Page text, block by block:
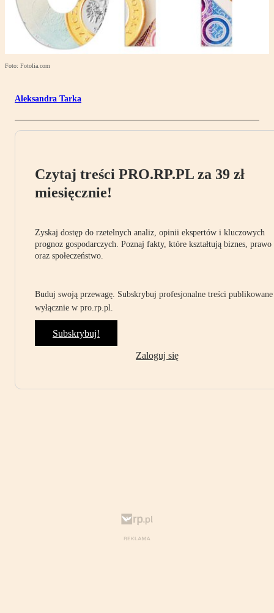
Foto: Fotolia.com
Aleksandra Tarka
Czytaj treści PRO.RP.PL za 39 zł
miesięcznie!
Zyskaj dostęp do rzetelnych analiz, opinii ekspertów i kluczowych
prognoz gospodarczych. Poznaj fakty, które kształtują biznes, prawo
oraz społeczeństwo.
Buduj swoją przewagę. Subskrybuj profesjonalne treści publikowane
wyłącznie w pro.rp.pl.
Subskrybuj!
Zaloguj się